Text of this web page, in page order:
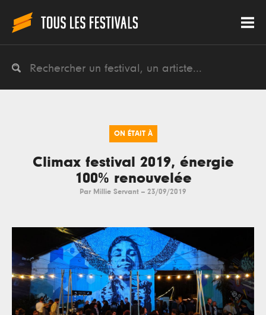
ON ÉTAIT À
Climax festival 2019, énergie
100% renouvelée
Par Millie Servant -- 23/09/2019